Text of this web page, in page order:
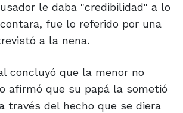
le daba "credibilidad" a lo
fue lo referido por una
a la nena.
concluyó que la menor no
afirmó que su papá la sometió
través del hecho que se diera